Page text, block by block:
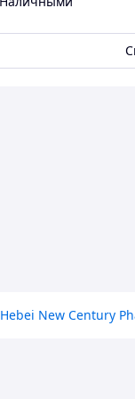
Hebei New Century